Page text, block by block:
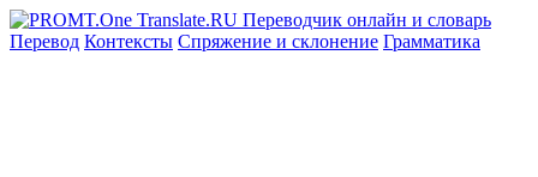
Перевод Контексты Спряжение и склонение Грамматика